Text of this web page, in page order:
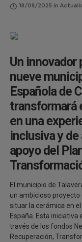
18/08/2025 in
Un
nueve
Española de
transformará
en una
inclusiva y
apoyo del
El municipio de
un ambicioso proyecto
situar la cerámica en
España. Esta iniciativa
través de los fondos
Recuperación,